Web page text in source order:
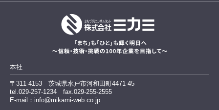
本社
〒311-4153 茨城県水戸市河和田町4471-45
tel.029-257-1234 fax.029-255-2555
E-mail：info@mikami-web.co.jp